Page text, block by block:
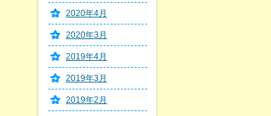
2020年4月
2020年3月
2019年4月
2019年3月
2019年2月